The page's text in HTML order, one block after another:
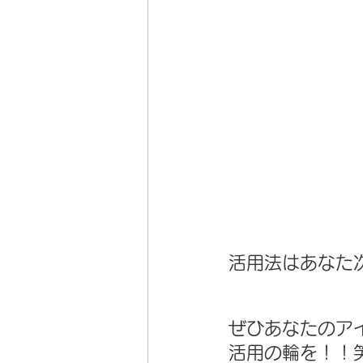
活用法はあなた
ぜひあなたのア
活用の輪を！！